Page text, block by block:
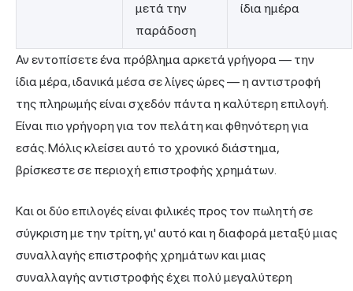
μετά την
παράδοση
ίδια ημέρα
Αν εντοπίσετε ένα πρόβλημα αρκετά γρήγορα — την
ίδια μέρα, ιδανικά μέσα σε λίγες ώρες — η αντιστροφή
της πληρωμής είναι σχεδόν πάντα η καλύτερη επιλογή.
Είναι πιο γρήγορη για τον πελάτη και φθηνότερη για
εσάς. Μόλις κλείσει αυτό το χρονικό διάστημα,
βρίσκεστε σε περιοχή επιστροφής χρημάτων.
Και οι δύο επιλογές είναι φιλικές προς τον πωλητή σε
σύγκριση με την τρίτη, γι' αυτό και η διαφορά μεταξύ μιας
συναλλαγής επιστροφής χρημάτων και μιας
συναλλαγής αντιστροφής έχει πολύ μεγαλύτερη